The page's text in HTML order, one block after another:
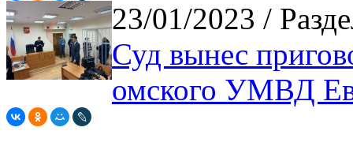
23/01/2023 /
Суд вынес
омского УМВД